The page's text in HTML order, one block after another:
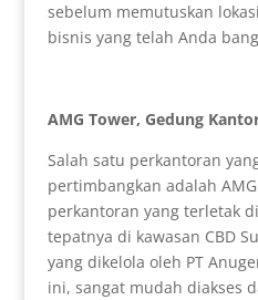
sebelum memutuskan
bisnis yang telah Anda
AMG Tower, Gedung
Salah satu perkantoran
pertimbangkan adalah
perkantoran yang terletak
tepatnya di kawasan CBD
yang dikelola oleh PT
ini, sangat mudah diakses